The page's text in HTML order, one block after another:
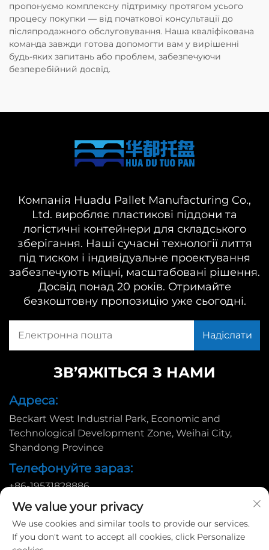
пропонуємо комплексну підтримку протягом усього
процесу покупки — від початкової консультації до
післяпродажного обслуговування. Наша кваліфікована
команда завжди готова допомогти вам у вирішенні
будь-яких запитань або проблем, забезпечуючи
безперебійний досвід.
Компанія Huadu Pallet Manufacturing Co.,
Ltd. виробляє пластикові піддони та
логістичні контейнери для складського
зберігання. Наші сучасні технології лиття
під тиском і індивідуальне проектування
забезпечують міцні, масштабовані рішення.
Досвід понад 20 років. Отримайте
безкоштовну пропозицію уже сьогодні.
ЗВ’ЯЖІТЬСЯ З НАМИ
Адреса:
Beckart West Industrial Park, Economic and
Technological Development Zone, Weihai City,
Shandong Province
Телефонуйте зараз:
+86-19531828886
Ел. пошта:
[email protected]
We value your privacy
We use cookies and similar tools to provide our services.
If you don't want to accept all cookies, click Personalize